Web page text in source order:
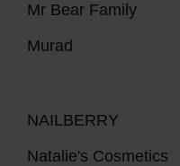
Mr Bear Family
Murad
NAILBERRY
Natalie's Cosmetics